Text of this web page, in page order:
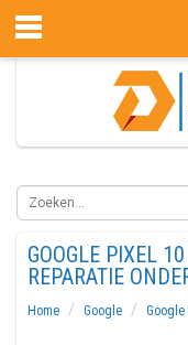
GOOGLE PIXEL
REPARATIE
Home Google Google